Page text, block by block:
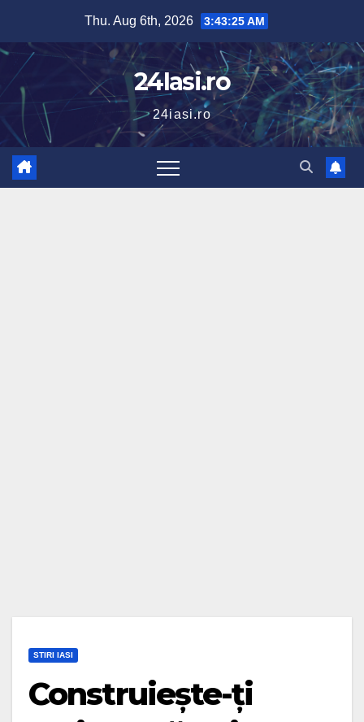
content
Thu. Aug 6th, 2026 3:43:26 AM
24Iasi.ro
24iasi.ro
STIRI IASI
Construiește-ți